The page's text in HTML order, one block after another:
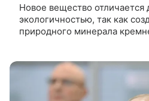
Новое вещество отличается
экологичностью, так как
природного минерала